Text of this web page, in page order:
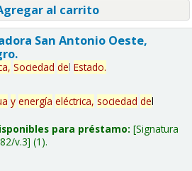
al carrito
San Antonio Oeste,
Sociedad del Estado.
y energía eléctrica, sociedad del
para préstamo: Signatura
v.3 (1).